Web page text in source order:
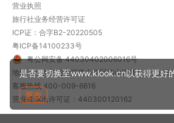
是否要切换至www.klook.cn以获得更好
更改
营业执照
旅行社业务经营许可证
ICP证：合字B2-20220505
粤ICP备14100233号
粤公网安备 44030402006016号
地址：深圳市前海深港合作区南山街道梦海大道
客服热线 400-009-6616
营业性演出许可证：440300120162